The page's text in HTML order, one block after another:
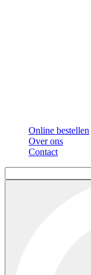
Online bestellen
Over ons
Contact